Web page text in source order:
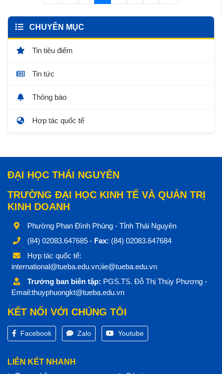
CHUYÊN MỤC
Tin tiêu điểm
Tin tức
Thông báo
Hợp tác quốc tế
ĐẠI HỌC THÁI NGUYÊN
TRƯỜNG ĐẠI HỌC KINH TẾ VÀ QUẢN TRỊ
KINH DOANH
Phường Phan Đình Phùng - Tỉnh Thái Nguyên
(84) 02083.647685 - Fax: (84) 02083.647684
Hợp tác quốc tế:
international@tueba.edu.vn;iie@tueba.edu.vn
Trưởng ban biên tập: PGS.TS. Đỗ Thị Thúy Phương -
Email:thuyphuongkt@tueba.edu.vn
KẾT NỐI VỚI CHÚNG TÔI
Facebook Zalo Youtube
LIÊN KẾT NHANH